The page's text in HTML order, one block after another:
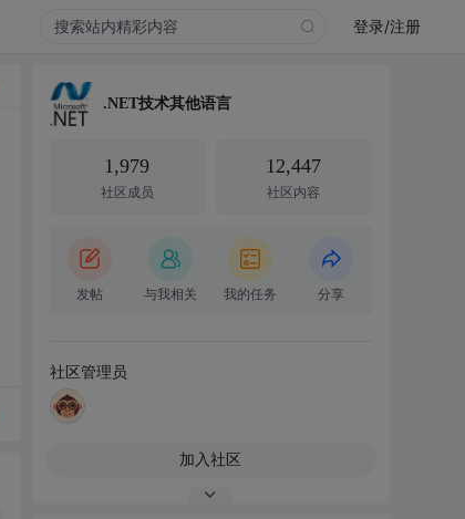
登录/注册
.NET技术其他语言
1,979
社区成员
12,447
社区内容
发帖 与我相关 我的任务 分享
社区管理员
加入社区